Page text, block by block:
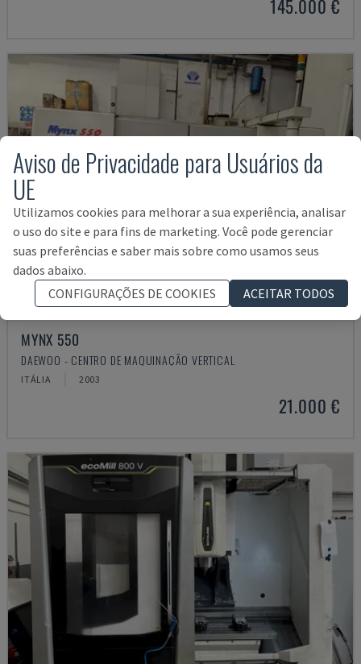
145.000 €
MYNX 550
DAEWOO - CENTRO DE MAQUINAÇÃO VERTICAL
ITÁLIA 2003
21.000 €
Aviso de Privacidade para Usuários da
UE
Utilizamos cookies para melhorar a sua experiência, analisar
o uso do site e para fins de marketing. Você pode gerenciar
suas preferências e saber mais sobre como usamos seus
dados abaixo.
CONFIGURAÇÕES DE COOKIES
ACEITAR TODOS